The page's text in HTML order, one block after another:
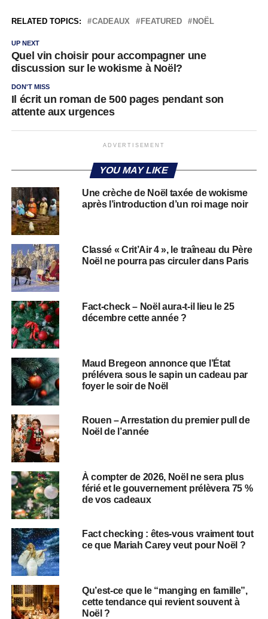
RELATED TOPICS: CADEAUX FEATURED NOËL
UP NEXT
Quel vin choisir pour accompagner une
discussion sur le wokisme à Noël?
DON'T MISS
Il écrit un roman de 500 pages pendant son
attente aux urgences
ADVERTISEMENT
YOU MAY LIKE
Une crèche de Noël taxée de wokisme
après l’introduction d’un roi mage noir
Classé « Crit’Air 4 », le traîneau du Père
Noël ne pourra pas circuler dans Paris
Fact-check – Noël aura-t-il lieu le 25
décembre cette année ?
Maud Bregeon annonce que l’État
prélévera sous le sapin un cadeau par
foyer le soir de Noël
Rouen – Arrestation du premier pull de
Noël de l’année
À compter de 2026, Noël ne sera plus
férié et le gouvernement prélèvera 75 %
de vos cadeaux
Fact checking : êtes-vous vraiment tout
ce que Mariah Carey veut pour Noël ?
Qu’est-ce que le “manging en famille”,
cette tendance qui revient souvent à
Noël ?